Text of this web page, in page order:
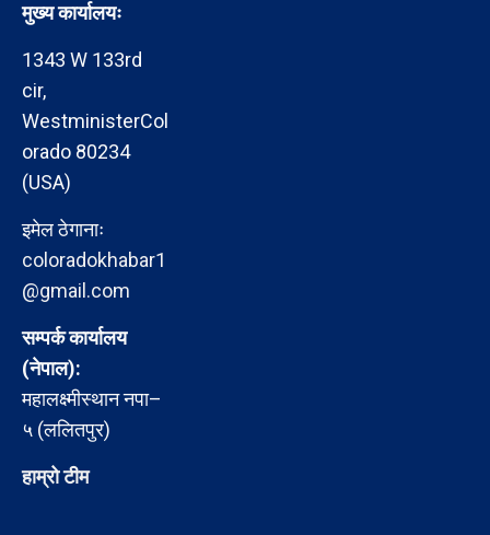
मुख्य कार्यालयः
1343 W 133rd
cir,
WestministerCol
orado 80234
(USA)
इमेल ठेगानाः
coloradokhabar1
@gmail.com
सम्पर्क कार्यालय
(नेपाल):
महालक्ष्मीस्थान नपा–
५ (ललितपुर)
हाम्रो टीम